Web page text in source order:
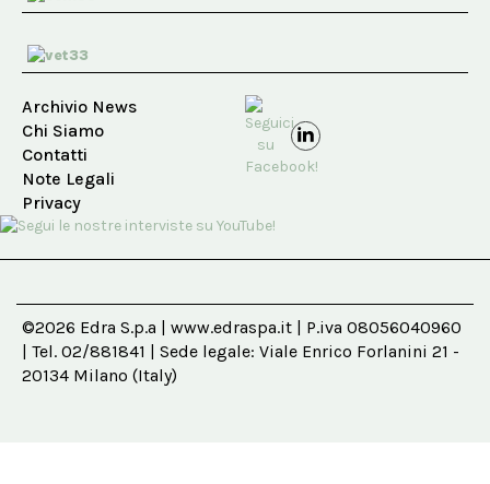
Archivio News
Chi Siamo
Contatti
Note Legali
Privacy
©2026 Edra S.p.a | www.edraspa.it | P.iva 08056040960
| Tel. 02/881841 | Sede legale: Viale Enrico Forlanini 21 -
20134 Milano (Italy)